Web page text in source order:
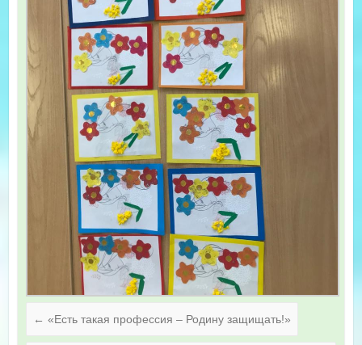
← «Есть такая профессия – Родину защищать!»